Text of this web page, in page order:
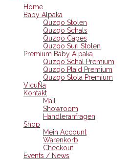
Home
Baby Alpaka
Quzqo Stolen
Quzqo Schals
Quzqo Capes
Quzqo Suri Stolen
Premium Baby Alpaka
Quzqo Schal Premium
Quzqo Plaid Premium
Quzqo Stola Premium
VicuÑa
Kontakt
Mail
Showroom
Händleranfragen
Shop
Mein Account
Warenkorb
Checkout
Events / News